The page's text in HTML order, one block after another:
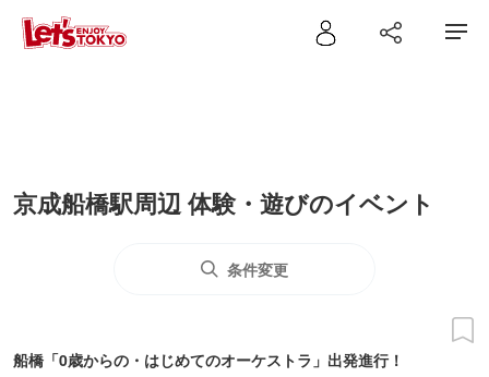
京成船橋駅周辺 体験・遊びのイベント
条件変更
船橋「0歳からの・はじめてのオーケストラ」出発進行！